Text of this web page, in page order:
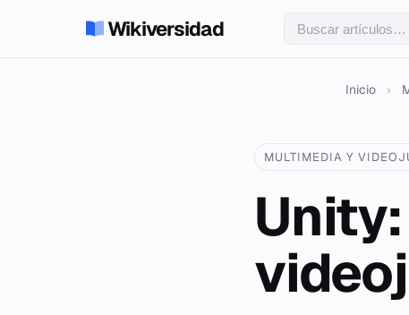
Wikiversidad
Inicio ›
MULTIMEDIA Y